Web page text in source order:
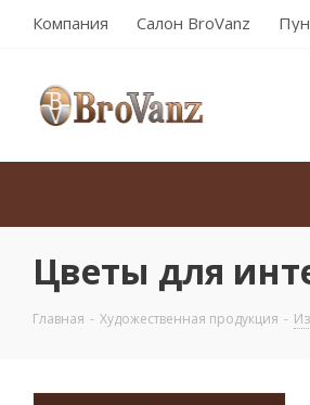
Компания Салон BroVanz
Цветы для
Главная - Художественная продукция -